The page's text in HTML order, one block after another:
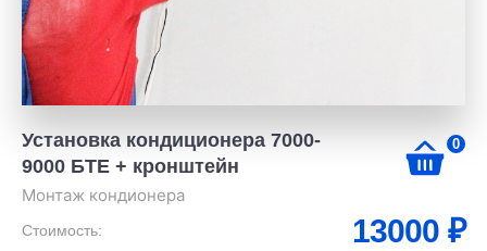
Установка кондиционера 7000-
9000 БТЕ + кронштейн
Монтаж кондионера
0
Стоимость: 13000 ₽